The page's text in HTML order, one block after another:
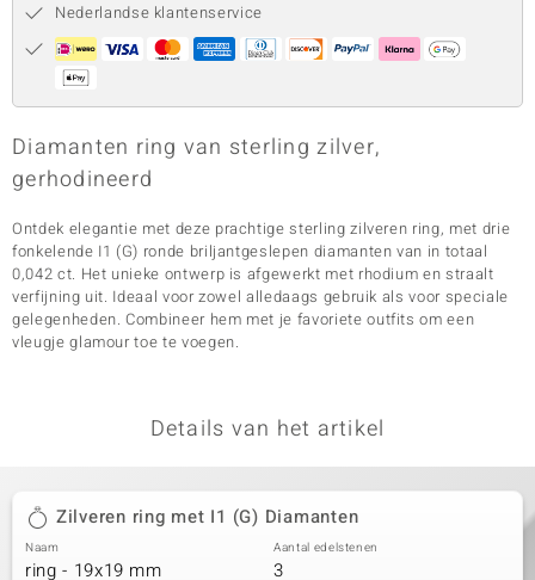
Nederlandse klantenservice
Diamanten ring van sterling zilver,
gerhodineerd
Ontdek elegantie met deze prachtige sterling zilveren ring, met drie
fonkelende I1 (G) ronde briljantgeslepen diamanten van in totaal
0,042 ct. Het unieke ontwerp is afgewerkt met rhodium en straalt
verfijning uit. Ideaal voor zowel alledaags gebruik als voor speciale
gelegenheden. Combineer hem met je favoriete outfits om een
vleugje glamour toe te voegen.
Details van het artikel
Zilveren ring met I1 (G) Diamanten
Naam
ring - 19x19 mm
Aantal edelstenen
3